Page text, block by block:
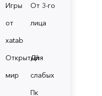
Игры
от
xatab
От 3-го
лица
Открытый
мир
Для
слабых
Пк